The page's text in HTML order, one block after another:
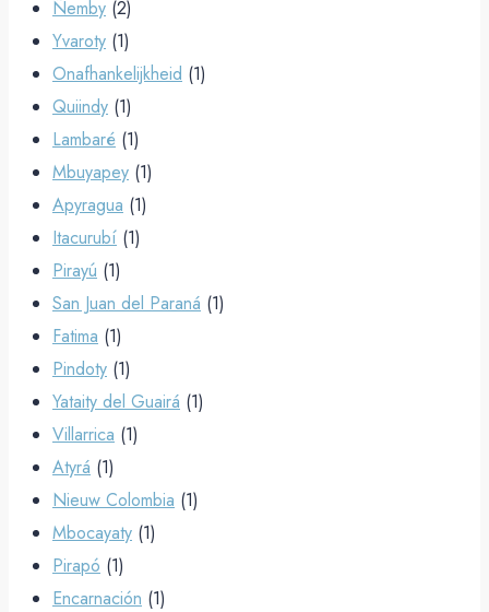
Ñemby (2)
Yvaroty (1)
Onafhankelijkheid (1)
Quiindy (1)
Lambaré (1)
Mbuyapey (1)
Apyragua (1)
Itacurubí (1)
Pirayú (1)
San Juan del Paraná (1)
Fatima (1)
Pindoty (1)
Yataity del Guairá (1)
Villarrica (1)
Atyrá (1)
Nieuw Colombia (1)
Mbocayaty (1)
Pirapó (1)
Encarnación (1)